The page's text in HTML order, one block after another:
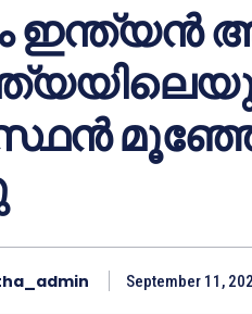
ഇന്ത്യൻ
September 11,